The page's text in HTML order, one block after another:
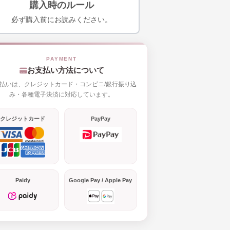
購入時のルール
必ず購入前にお読みください。
お支払い方法について
いは、クレジットカード・コンビニ/銀行振り込
み・各種電子決済に対応しています。
クレジットカード PayPay
Paidy Google Pay / Apple Pay